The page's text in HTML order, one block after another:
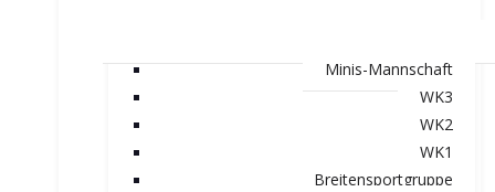
Minis-Mannschaft
WK3
WK2
WK1
Breitensportgruppe